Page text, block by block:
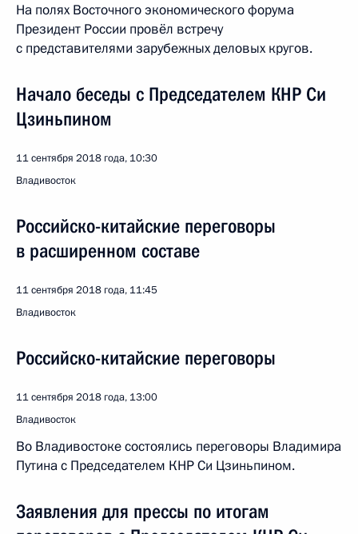
На полях Восточного экономического форума
Президент России провёл встречу
с представителями зарубежных деловых кругов.
Начало беседы с Председателем КНР Си
Цзиньпином
11 сентября 2018 года, 10:30
Владивосток
Российско-китайские переговоры
в расширенном составе
11 сентября 2018 года, 11:45
Владивосток
Российско-китайские переговоры
11 сентября 2018 года, 13:00
Владивосток
Во Владивостоке состоялись переговоры Владимира
Путина с Председателем КНР Си Цзиньпином.
Заявления для прессы по итогам